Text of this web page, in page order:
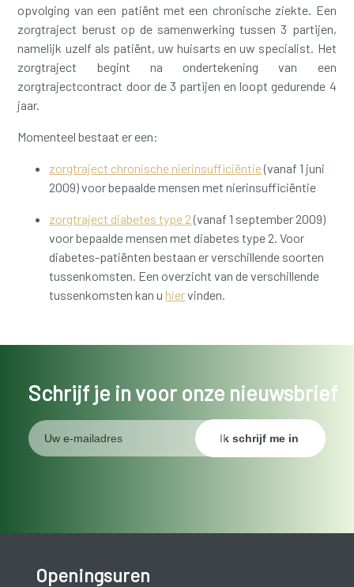
opvolging van een patiënt met een chronische ziekte. Een
zorgtraject berust op de samenwerking tussen 3 partijen,
namelijk uzelf als patiënt, uw huisarts en uw specialist. Het
zorgtraject begint na ondertekening van een
zorgtrajectcontract door de 3 partijen en loopt gedurende 4
jaar.
Momenteel bestaat er een:
zorgtraject chronische nierinsufficiëntie(vanaf 1 juni
2009) voor bepaalde mensen met nierinsufficiëntie
zorgtraject diabetes type 2(vanaf 1 september 2009)
voor bepaalde mensen met diabetes type 2. Voor
diabetes-patiënten bestaan er verschillende soorten
tussenkomsten. Een overzicht van de verschillende
tussenkomsten kan u hiervinden.
Schrijf je in voor onze nieuwsbrief
Openingsuren